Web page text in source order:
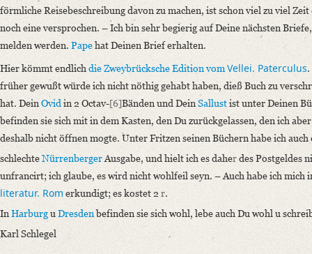
förmliche Reisebeschreibung davon zu machen, ist schon viel zu viel
noch eine versprochen. – Ich bin sehr begierig auf Deine nächsten
melden werden. Papehat Deinen Brief erhalten.
Hier kömmt endlich dieZweybrückscheEdition vomVellei. Paterculus
früher gewußt würde ich nicht nöthig gehabt haben, dieß Buch zu
hat. Dein Ovid in 2 Octav-[6]Bänden und DeinSallustist unter Deinen
befinden sie sich mit in dem Kasten, den Du zurückgelassen, den ich
deshalb nicht öffnen mogte. Unter Fritzen seinen Büchern habe ich
schlechteNürrenbergerAusgabe, und hielt ich es daherdes Postgeldes
unfrancirt; ich glaube, es wird nicht wohlfeil seyn. – Auch habe ich mich
literatur. Rom erkundigt; es kostet 2 r.
In Harburgu Dresdenbefinden sie sich wohl, lebe auch Du wohl u
Karl Schlegel